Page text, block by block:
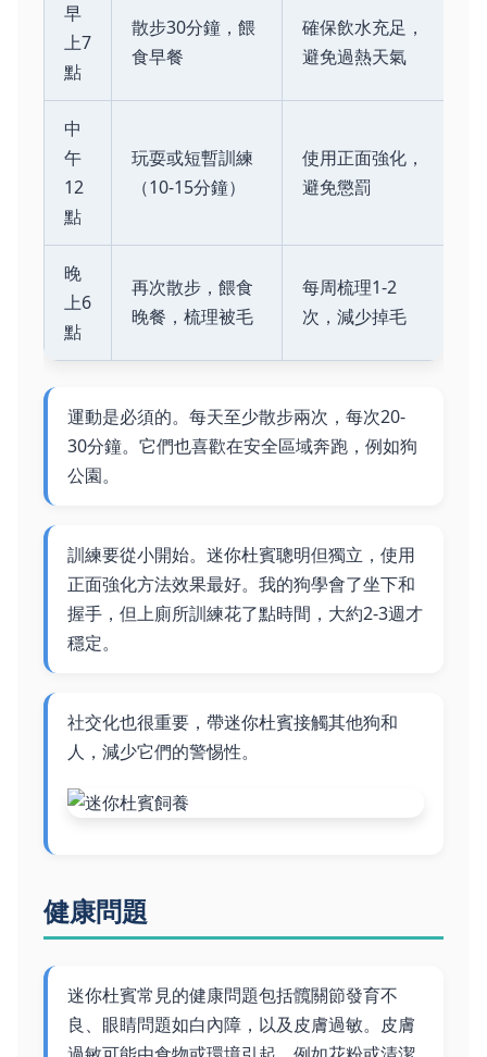
早
上7
點
散步30分鐘，餵
食早餐
確保飲水充足，
避免過熱天氣
中
午
12
點
玩耍或短暫訓練
（10-15分鐘）
使用正面強化，
避免懲罰
晚
上6
點
再次散步，餵食
晚餐，梳理被毛
每周梳理1-2
次，減少掉毛
運動是必須的。每天至少散步兩次，每次20-
30分鐘。它們也喜歡在安全區域奔跑，例如狗
公園。
訓練要從小開始。迷你杜賓聰明但獨立，使用
正面強化方法效果最好。我的狗學會了坐下和
握手，但上廁所訓練花了點時間，大約2-3週才
穩定。
社交化也很重要，帶迷你杜賓接觸其他狗和
人，減少它們的警惕性。
健康問題
迷你杜賓常見的健康問題包括髖關節發育不
良、眼睛問題如白內障，以及皮膚過敏。皮膚